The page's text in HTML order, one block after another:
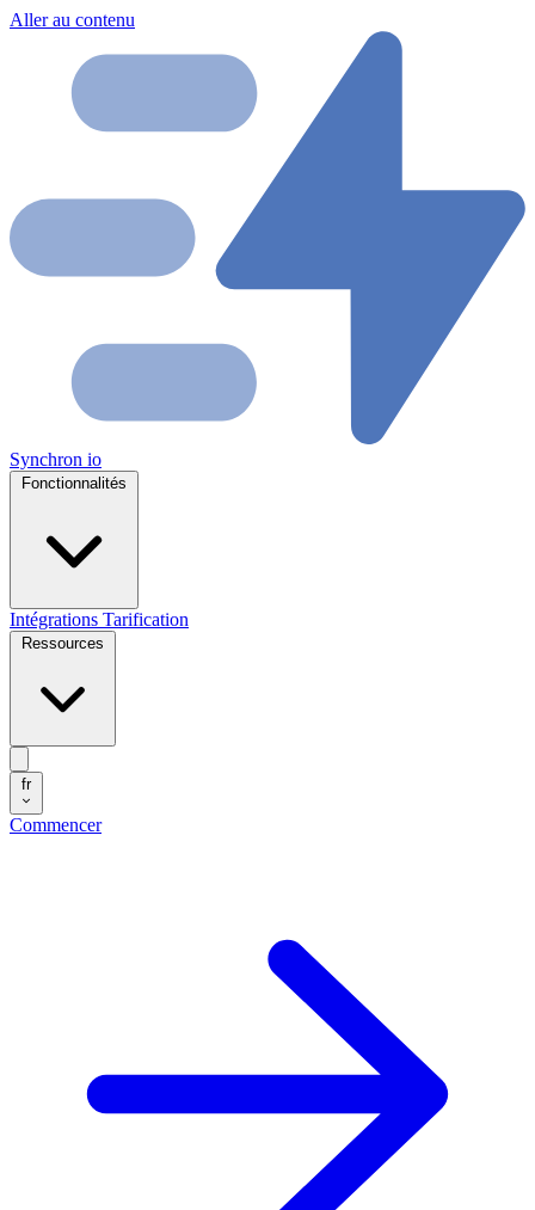
Aller au contenu
Synchron io
Intégrations Tarification
fr
Commencer